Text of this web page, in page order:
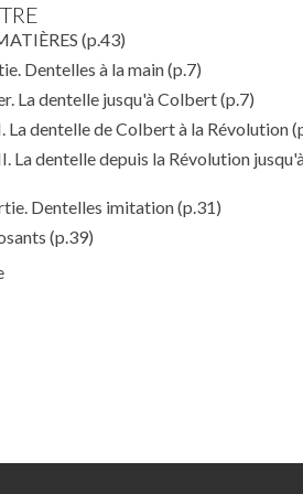
(p.43)
Dentelles à la main(p.7)
La dentelle jusqu'à Colbert(p.7)
La dentelle de Colbert à la Révolution
La dentelle depuis la Révolution
Dentelles imitation(p.31)
(p.39)